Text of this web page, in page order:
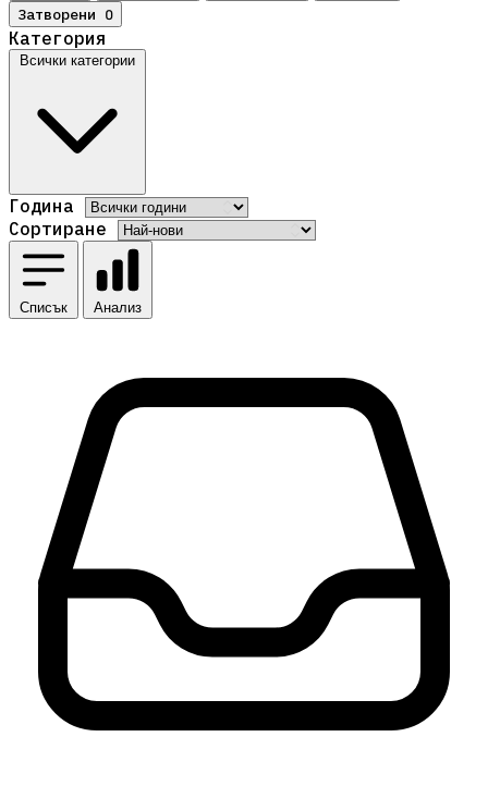
Затворени 0
Категория
Всички категории
Година
Сортиране
Списък Анализ